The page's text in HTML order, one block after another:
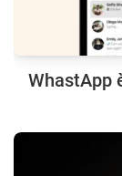
WhastApp